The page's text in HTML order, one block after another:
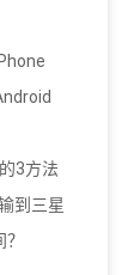
3方法
到三星